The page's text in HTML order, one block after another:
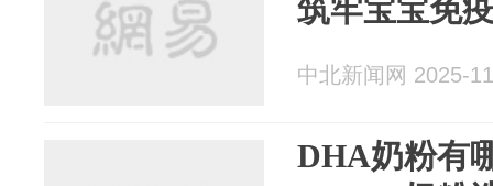
筑牢宝宝免
中北新闻网 2025-
DHA奶粉有